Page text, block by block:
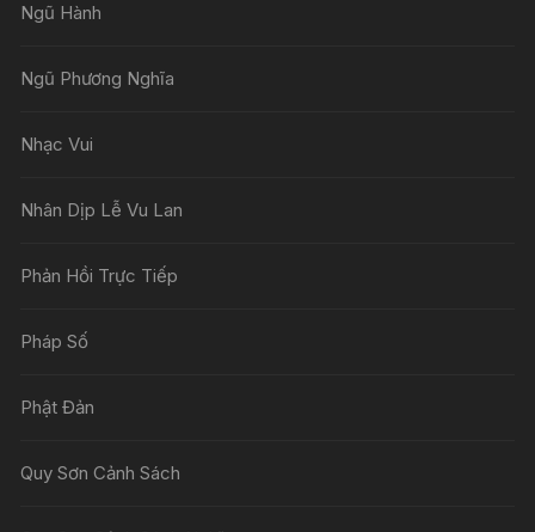
Ngũ Hành
Ngũ Phương Nghĩa
Nhạc Vui
Nhân Dịp Lễ Vu Lan
Phản Hồi Trực Tiếp
Pháp Số
Phật Đản
Quy Sơn Cảnh Sách